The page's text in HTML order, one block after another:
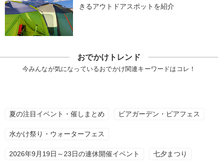
きるアウトドアスポットを紹介
おでかけトレンド
今みんなが気になっているおでかけ関連キーワードはコレ！
夏の注目イベント・催しまとめ ビアガーデン・ビアフェス
水かけ祭り・ウォーターフェス
2026年9月19日～23日の連休開催イベント 七夕まつり